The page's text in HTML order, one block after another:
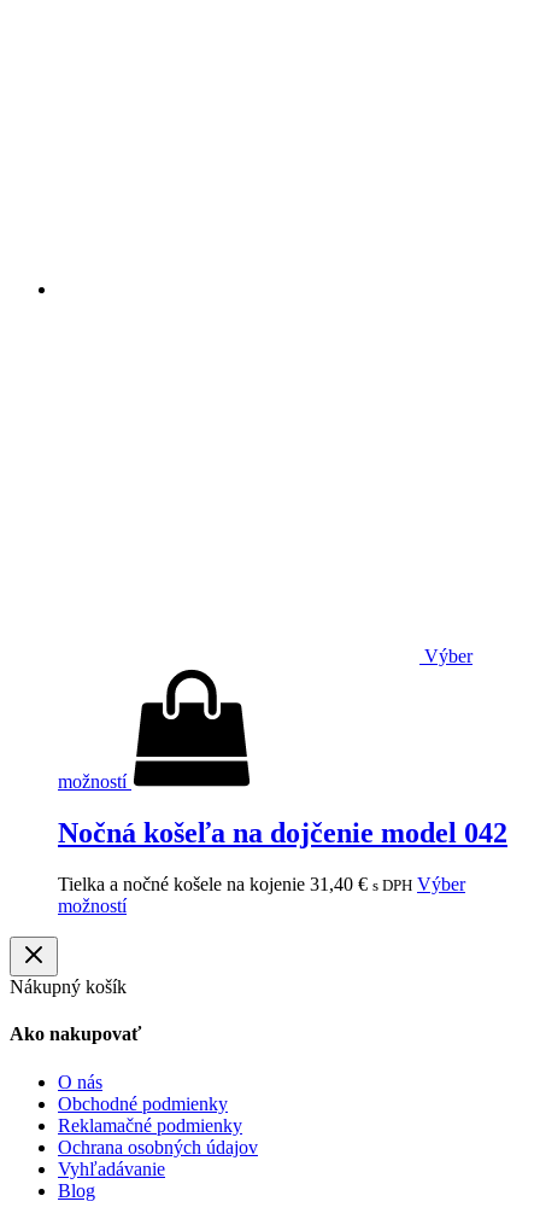
Výber
možností
Nočná košeľa na dojčenie model 042
Tielka a nočné košele na kojenie 31,40 € s DPH Výber
možností
Nákupný košík
Ako nakupovať
O nás
Obchodné podmienky
Reklamačné podmienky
Ochrana osobných údajov
Vyhľadávanie
Blog